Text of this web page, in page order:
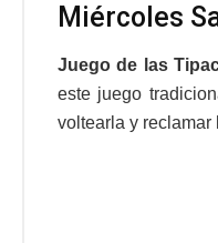
Miércoles
Juego de las
este juego
voltearla y reclamar